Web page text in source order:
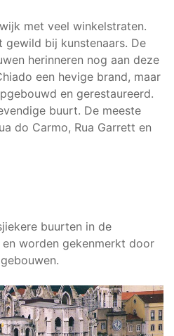
met veel winkelstraten.
gewild bij kunstenaars. De
herinneren nog aan deze
een hevige brand, maar
en gerestaureerd.
buurt. De meeste
do Carmo, Rua Garrett en
buurten in de
worden gekenmerkt door